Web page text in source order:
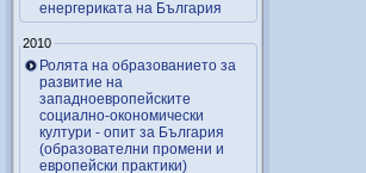
енергериката на България
2010
Ролята на образованието за
развитие на
западноевропейските
социално-окономически
култури - опит за България
(образователни промени и
европейски практики)